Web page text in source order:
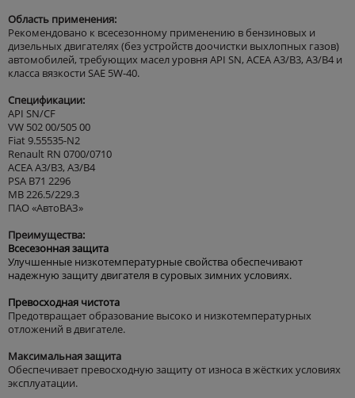
Область применения:
Рекомендовано к всесезонному применению в бензиновых и
дизельных двигателях (без устройств доочистки выхлопных газов)
автомобилей, требующих масел уровня API SN, ACEA A3/B3, A3/B4 и
класса вязкости SAE 5W-40.
Спецификации:
API SN/CF
VW 502 00/505 00
Fiat 9.55535-N2
Renault RN 0700/0710
ACEA A3/B3, A3/B4
PSA B71 2296
MB 226.5/229.3
ПАО «АвтоВАЗ»
Преимущества:
Всесезонная защита
Улучшенные низкотемпературные свойства обеспечивают
надежную защиту двигателя в суровых зимних условиях.
Превосходная чистота
Предотвращает образование высоко и низкотемпературных
отложений в двигателе.
Максимальная защита
Обеспечивает превосходную защиту от износа в жёстких условиях
эксплуатации.